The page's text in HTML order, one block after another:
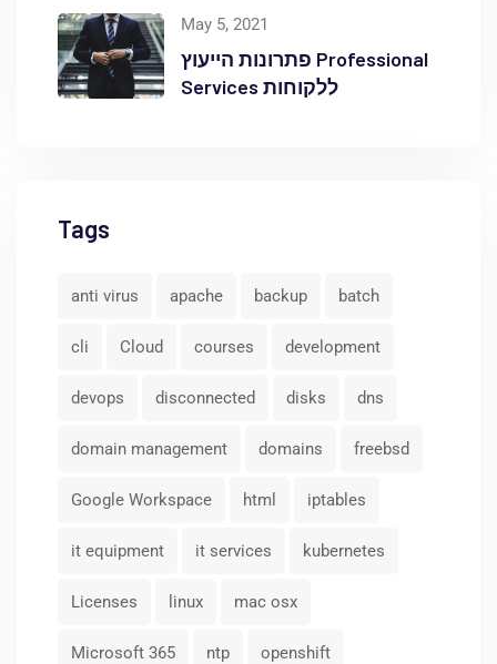
May 5, 2021
פתרונות הייעוץ Professional
Services ללקוחות
Tags
anti virus apache backup batch
cli Cloud courses development
devops disconnected disks dns
domain management domains freebsd
Google Workspace html iptables
it equipment it services kubernetes
Licenses linux mac osx
Microsoft 365 ntp openshift